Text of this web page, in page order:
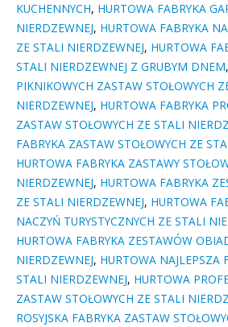
KUCHENNYCH, HURTOWA FABRYKA
NIERDZEWNEJ, HURTOWA FABRYKA
ZE STALI NIERDZEWNEJ, HURTOWA
STALI NIERDZEWNEJ Z GRUBYM DNEM,
PIKNIKOWYCH ZASTAW STOŁOWYCH
NIERDZEWNEJ, HURTOWA FABRYKA
ZASTAW STOŁOWYCH ZE STALI
FABRYKA ZASTAW STOŁOWYCH ZE
HURTOWA FABRYKA ZASTAWY
NIERDZEWNEJ, HURTOWA FABRYKA
ZE STALI NIERDZEWNEJ, HURTOWA
NACZYŃ TURYSTYCZNYCH ZE STALI
HURTOWA FABRYKA ZESTAWÓW
NIERDZEWNEJ, HURTOWA NAJLEPSZA
STALI NIERDZEWNEJ, HURTOWA
ZASTAW STOŁOWYCH ZE STALI
ROSYJSKA FABRYKA ZASTAW